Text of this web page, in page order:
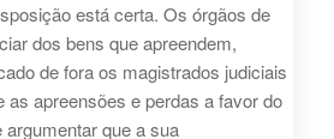
está certa. Os órgãos de
dos bens que apreendem,
de fora os magistrados judiciais
as apreensões e perdas a favor do
que a sua